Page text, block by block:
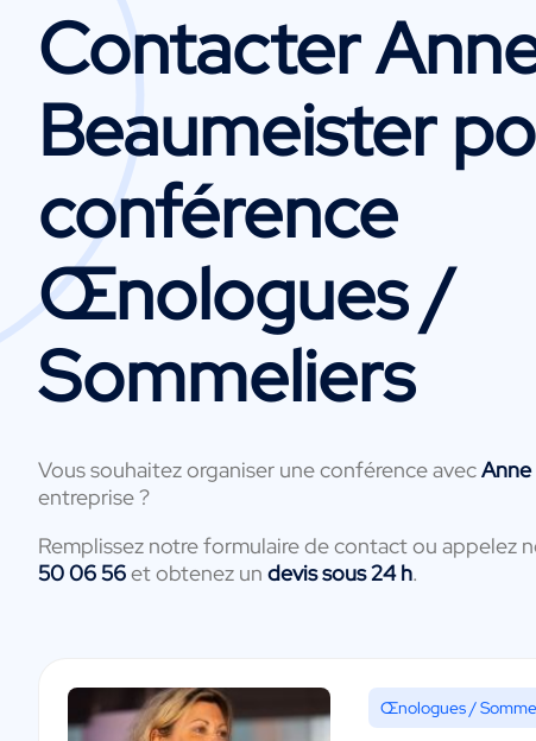
Contacter
Beaumeister
conférence
Œnologues /
Sommeliers
Vous souhaitez organiser une conférence avec
entreprise ?
Remplissez notre formulaire de contact ou appelez
50 06 56et obtenez un devis sous 24 h.
Œnologues /